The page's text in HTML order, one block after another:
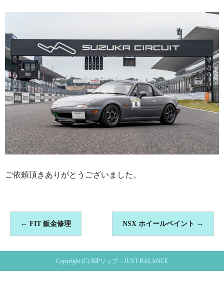
ご依頼頂きありがとうございました。
← FIT 鈑金修理 NSX ホイールペイント →
Copyright (C) RIPリップ – JUST BALANCE